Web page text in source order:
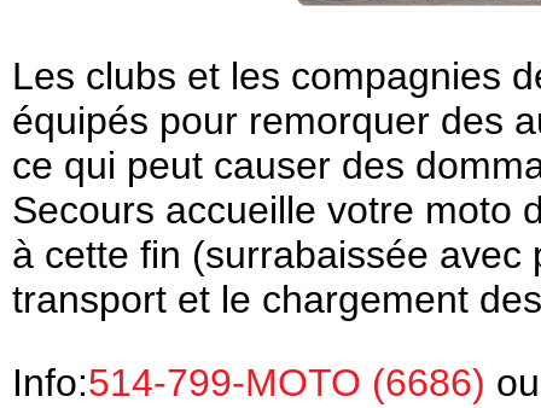
Les clubs et les compagnies
équipés pour remorquer des
ce qui peut causer des
Secours accueille votre moto
à cette fin (surrabaissée
transport et le chargement
Info:514-799-MOTO (6686)